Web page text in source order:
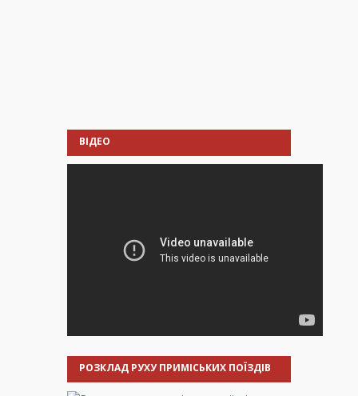
ВІДЕО
РОЗКЛАД РУХУ ПРИМІСЬКИХ ПОЇЗДІВ